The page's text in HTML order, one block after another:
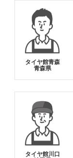
タイヤ館青森
青森県
タイヤ館川口